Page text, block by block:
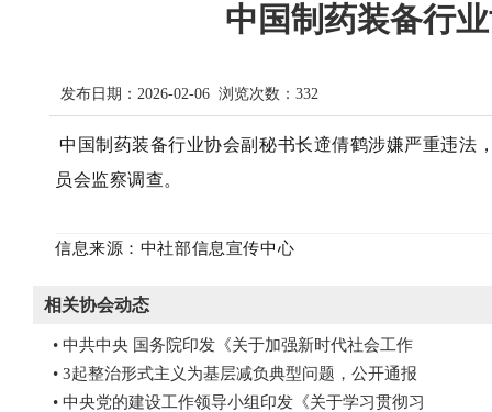
中国制药装备行
发布日期：2026-02-06 浏览次数： 332
中国制药装备行业协会副秘书长遆倩鹤涉嫌严重违法
员会监察调查。
信息来源：中社部信息宣传中心
相关协会动态
• 中共中央 国务院印发《关于加强新时代社会工作
• 3起整治形式主义为基层减负典型问题，公开通报
• 中央党的建设工作领导小组印发《关于学习贯彻习